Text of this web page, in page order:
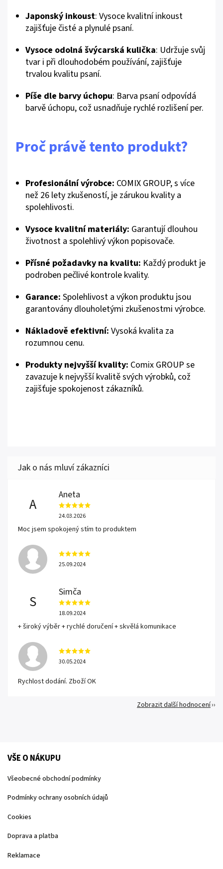
Japonský inkoust: Vysoce kvalitní inkoust
zajišťuje čisté a plynulé psaní.
Vysoce odolná švýcarská kulička: Udržuje svůj
tvar i při dlouhodobém používání, zajišťuje
trvalou kvalitu psaní.
Píše dle barvy úchopu: Barva psaní odpovídá
barvě úchopu, což usnadňuje rychlé rozlišení per.
Proč právě tento produkt?
Profesionální výrobce: COMIX GROUP, s více
než 26 lety zkušeností, je zárukou kvality a
spolehlivosti.
Vysoce kvalitní materiály: Garantují dlouhou
životnost a spolehlivý výkon popisovače.
Přísné požadavky na kvalitu: Každý produkt je
podroben pečlivé kontrole kvality.
Garance: Spolehlivost a výkon produktu jsou
garantovány dlouholetými zkušenostmi výrobce.
Nákladově efektivní: Vysoká kvalita za
rozumnou cenu.
Produkty nejvyšší kvality: Comix GROUP se
zavazuje k nejvyšší kvalitě svých výrobků, což
zajišťuje spokojenost zákazníků.
A
Aneta
24.03.2026
Moc jsem spokojený stím to produktem
25.09.2024
S
Simča
18.09.2024
+ široký výběr + rychlé doručení + skvělá komunikace
30.05.2024
Rychlost dodání. Zboží OK
Zobrazit další hodnocení
VŠE O NÁKUPU
Všeobecné obchodní podmínky
Podmínky ochrany osobních údajů
Cookies
Doprava a platba
Reklamace